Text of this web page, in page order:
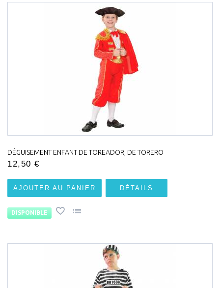
DÉGUISEMENT ENFANT DE TOREADOR, DE TORERO
12,50 €
AJOUTER AU PANIER DÉTAILS
DISPONIBLE